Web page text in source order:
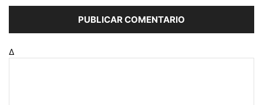
Δ